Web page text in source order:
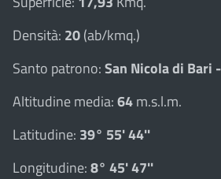
Densità: 20(ab/kmq.)
Santo patrono:San Nicola di Bari
Altitudine media:64m.s.l.m.
Latitudine: 39° 55' 44''
Longitudine:8° 45' 47''